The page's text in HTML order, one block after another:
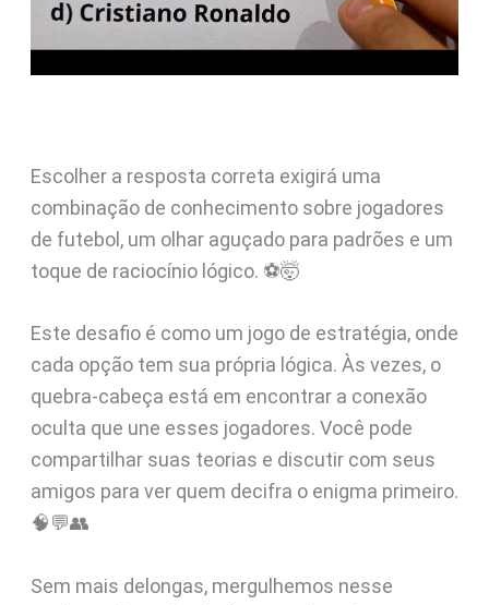
Escolher a resposta correta exigirá uma
combinação de conhecimento sobre jogadores
de futebol, um olhar aguçado para padrões e um
toque de raciocínio lógico. ⚽🤯
Este desafio é como um jogo de estratégia, onde
cada opção tem sua própria lógica. Às vezes, o
quebra-cabeça está em encontrar a conexão
oculta que une esses jogadores. Você pode
compartilhar suas teorias e discutir com seus
amigos para ver quem decifra o enigma primeiro.
🧠💬👥
Sem mais delongas, mergulhemos nesse